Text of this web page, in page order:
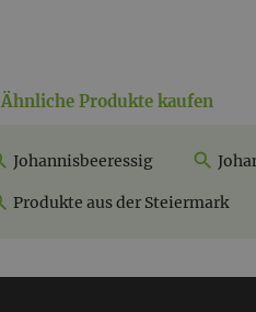
Ähnliche Produkte kaufen
Johannisbeeressig
Produkte aus der Steiermark